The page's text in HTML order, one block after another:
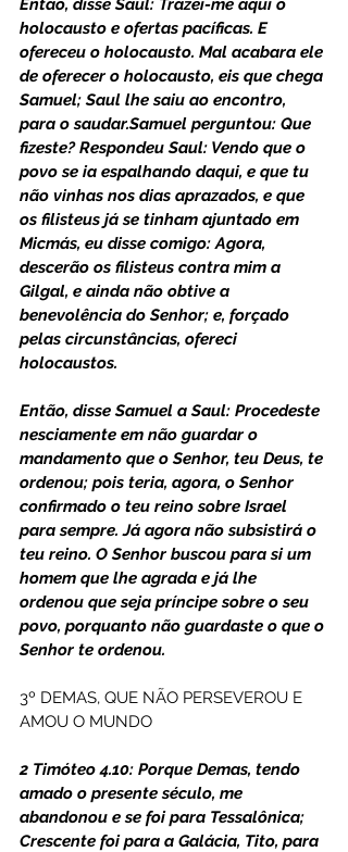
holocausto e ofertas pacíficas. E
ofereceu o holocausto. Mal acabara ele
de oferecer o holocausto, eis que chega
Samuel; Saul lhe saiu ao encontro,
para o saudar.Samuel perguntou: Que
fizeste? Respondeu Saul: Vendo que o
povo se ia espalhando daqui, e que tu
não vinhas nos dias aprazados, e que
os filisteus já se tinham ajuntado em
Micmás, eu disse comigo: Agora,
descerão os filisteus contra mim a
Gilgal, e ainda não obtive a
benevolência do Senhor; e, forçado
pelas circunstâncias, ofereci
holocaustos.
Então, disse Samuel a Saul: Procedeste
nesciamente em não guardar o
mandamento que o Senhor, teu Deus, te
ordenou; pois teria, agora, o Senhor
confirmado o teu reino sobre Israel
para sempre. Já agora não subsistirá o
teu reino. O Senhor buscou para si um
homem que lhe agrada e já lhe
ordenou que seja príncipe sobre o seu
povo, porquanto não guardaste o que o
Senhor te ordenou.
3º DEMAS, QUE NÃO PERSEVEROU E
AMOU O MUNDO
2 Timóteo 4.10: Porque Demas, tendo
amado o presente século, me
abandonou e se foi para Tessalônica;
Crescente foi para a Galácia, Tito, para